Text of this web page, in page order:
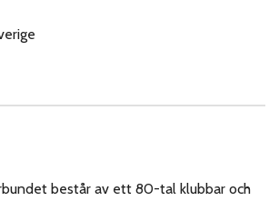
består av ett 80-tal klubbar och